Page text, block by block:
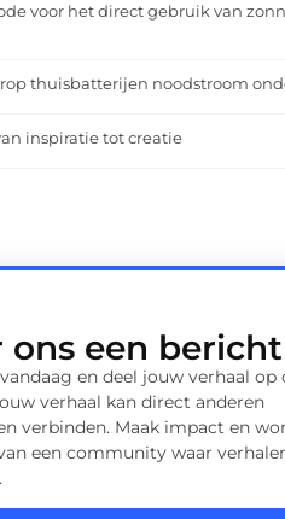
voor het direct gebruik van
thuisbatterijen noodstroom
inspiratie tot creatie
ons een bericht
en deel jouw verhaal op
verhaal kan direct anderen
verbinden. Maak impact en
een community waar